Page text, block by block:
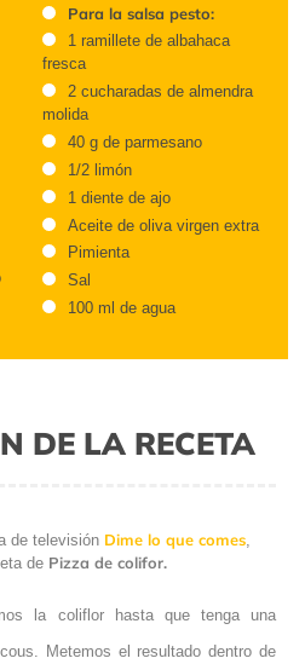
Para la salsa pesto:
1 ramillete de albahaca
fresca
2 cucharadas de almendra
molida
40 g de parmesano
1/2 limón
1 diente de ajo
Aceite de oliva virgen extra
Pimienta
Sal
100 ml de agua
DE LA RECETA
de televisión Dime lo que comes
de Pizza de colifor.
la coliflor hasta que tenga una
Metemos el resultado dentro de